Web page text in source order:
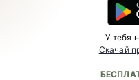
У тебя
Скачай